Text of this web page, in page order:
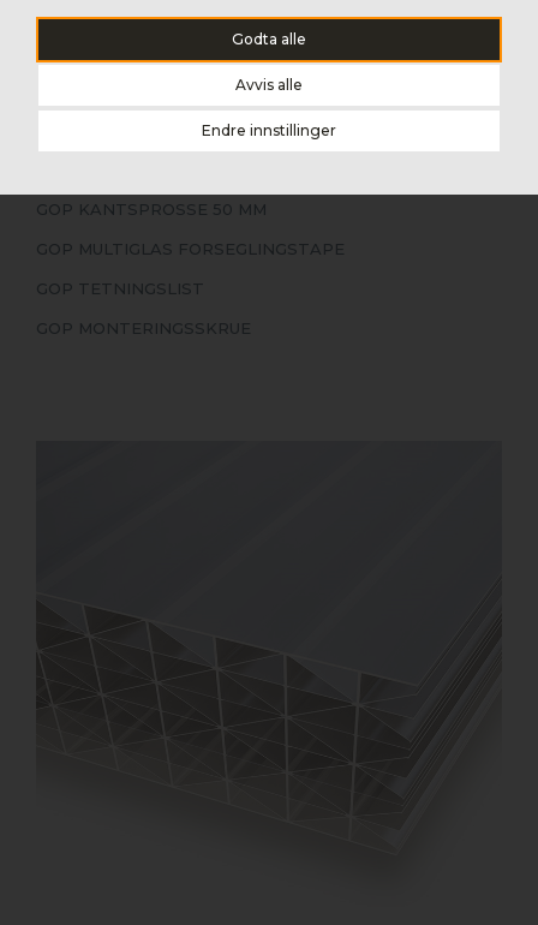
Godta alle
Avvis alle
Endre innstillinger
GOP FREMKANTPROFIL
GOP VEGGTILSLUTNING
GOP KANTSPROSSE 50 MM
GOP MULTIGLAS FORSEGLINGSTAPE
GOP TETNINGSLIST
GOP MONTERINGSSKRUE